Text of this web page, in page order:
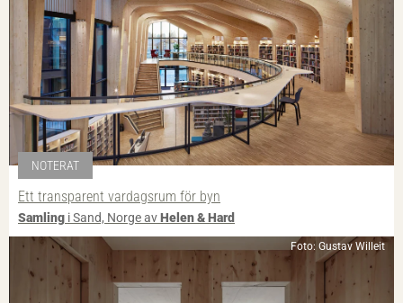
NOTERAT
Ett transparent vardagsrum för byn
Samling i Sand, Norge avHelen & Hard
Foto: Gustav Willeit